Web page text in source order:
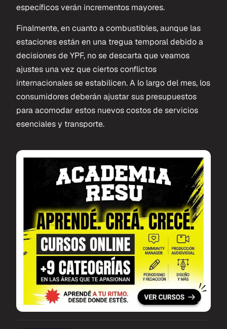
específicos verán incrementos mayores.
Finalmente, en cuanto a combustibles, aunque las
estaciones están en una tregua temporal debido a
decisiones de YPF, no se descarta que veamos
ajustes una vez que ciertos conflictos
internacionales se estabilicen. A lo largo del mes, los
consumidores deberán ajustar sus presupuestos
para acomodar estos nuevos costos de servicios
esenciales y transporte.